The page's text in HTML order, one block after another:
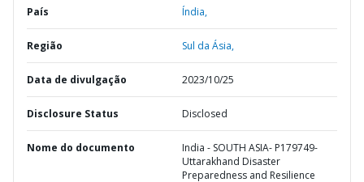
País Índia,
Região Sul da Ásia,
Data de divulgação 2023/10/25
Disclosure Status Disclosed
Nome do documento
India - SOUTH ASIA- P179749-
Uttarakhand Disaster
Preparedness and Resilience